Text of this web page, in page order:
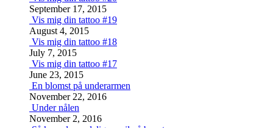
September 17, 2015
Vis mig din tattoo #19
August 4, 2015
Vis mig din tattoo #18
July 7, 2015
Vis mig din tattoo #17
June 23, 2015
En blomst på underarmen
November 22, 2016
Under nålen
November 2, 2016